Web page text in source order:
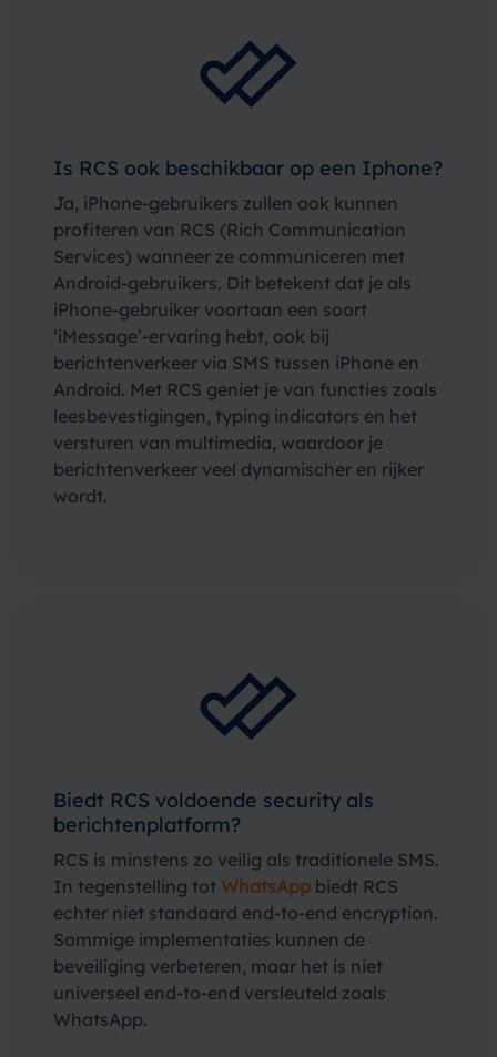
Is RCS ook beschikbaar op een Iphone?
Ja, iPhone-gebruikers zullen ook kunnen
profiteren van RCS (Rich Communication
Services) wanneer ze communiceren met
Android-gebruikers. Dit betekent dat je als
iPhone-gebruiker voortaan een soort
‘iMessage’-ervaring hebt, ook bij
berichtenverkeer via SMS tussen iPhone en
Android. Met RCS geniet je van functies zoals
leesbevestigingen, typing indicators en het
versturen van multimedia, waardoor je
berichtenverkeer veel dynamischer en rijker
wordt.
Biedt RCS voldoende security als
berichtenplatform?
RCS is minstens zo veilig als traditionele SMS.
In tegenstelling tot WhatsApp biedt RCS
echter niet standaard end-to-end encryption.
Sommige implementaties kunnen de
beveiliging verbeteren, maar het is niet
universeel end-to-end versleuteld zoals
WhatsApp.